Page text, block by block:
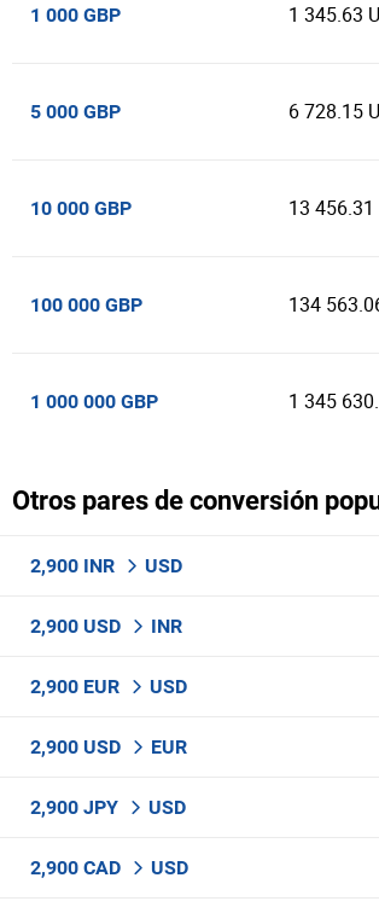
1 000 GBP 1 345.63
5 000 GBP 6 728.15
10 000 GBP 13 456.31
100 000 GBP 134
1 000 000 GBP 1 345
Otros pares de conversión
2,900 INR USD
2,900 USD INR
2,900 EUR USD
2,900 USD EUR
2,900 JPY USD
2,900 CAD USD